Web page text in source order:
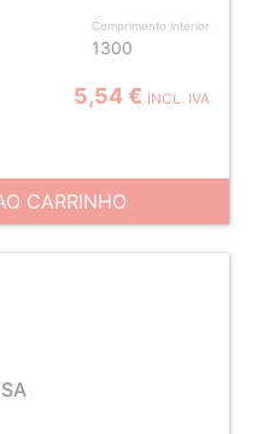
Comprimento interior
1300
5,54 € INCL. IVA
CARRINHO